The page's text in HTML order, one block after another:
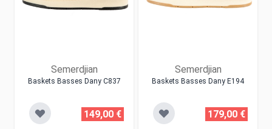
Semerdjian
Baskets Basses Dany C837
149,00 €
Semerdjian
Baskets Basses Dany E194
179,00 €